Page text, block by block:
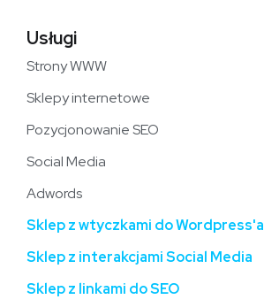
Usługi​
Strony WWW
Sklepy internetowe
Pozycjonowanie SEO
Social Media
Adwords
Sklep z wtyczkami do Wordpress'a
Sklep z interakcjami Social Media
Sklep z linkami do SEO